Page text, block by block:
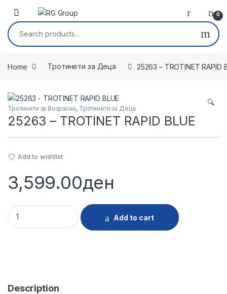
Skip to navigation
Skip to content
Open 0
Search for:
Home Тротинети за Деца 25263 – TROTINET RAPID
🔍
Тротинети за Возрасни, Тротинети за Деца
25263 – TROTINET RAPID BLUE
Add to wishlist
3,599.00ден
25263 - TROTINET RAPID BLUE quantity
Add to cart
Description